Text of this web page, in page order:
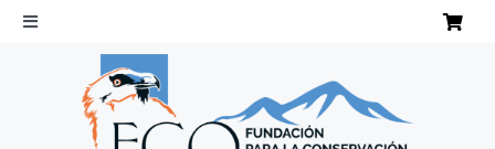
Saltar
Toggle
Navigation